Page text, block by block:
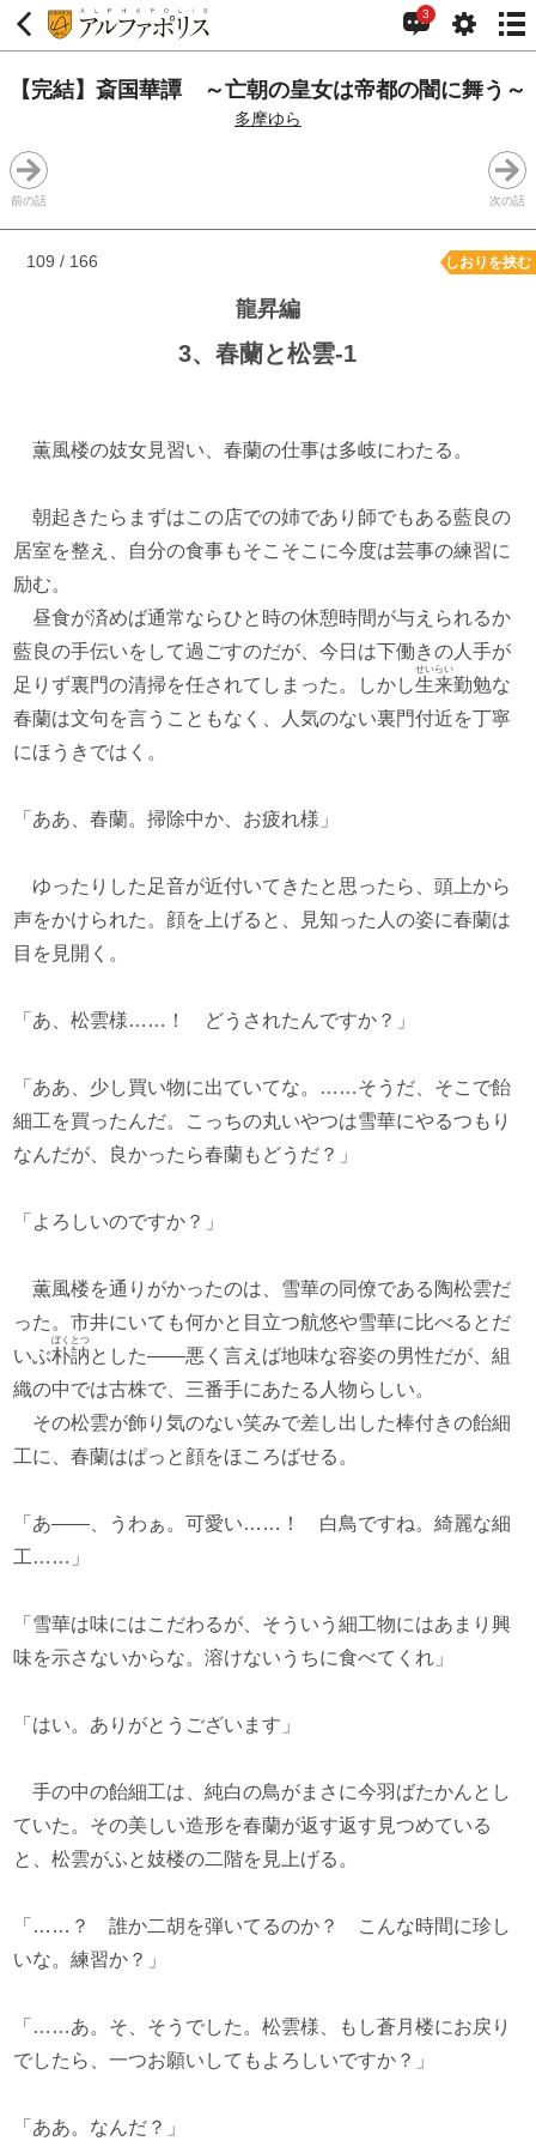
3
【完結】斎国華譚 ～亡朝の皇女は帝都の闇に舞う～
多摩ゆら
前の話 次の話
109 / 166 しおりを挟む
龍昇編
3、春蘭と松雲-1
薫風楼の妓女見習い、春蘭の仕事は多岐にわたる。
朝起きたらまずはこの店での姉であり師でもある藍良の
居室を整え、自分の食事もそこそこに今度は芸事の練習に
励む。
昼食が済めば通常ならひと時の休憩時間が与えられるか
藍良の手伝いをして過ごすのだが、今日は下働きの人手が
足りず裏門の清掃を任されてしまった。しかし生来
せいらい
勤勉な
春蘭は文句を言うこともなく、人気のない裏門付近を丁寧
にほうきではく。
「ああ、春蘭。掃除中か、お疲れ様」
ゆったりした足音が近付いてきたと思ったら、頭上から
声をかけられた。顔を上げると、見知った人の姿に春蘭は
目を見開く。
「あ、松雲様……！ どうされたんですか？」
「ああ、少し買い物に出ていてな。……そうだ、そこで飴
細工を買ったんだ。こっちの丸いやつは雪華にやるつもり
なんだが、良かったら春蘭もどうだ？」
「よろしいのですか？」
薫風楼を通りがかったのは、雪華の同僚である陶松雲だ
った。市井にいても何かと目立つ航悠や雪華に比べるとだ
いぶ朴訥
ぼくとつ
とした――悪く言えば地味な容姿の男性だが、組
織の中では古株で、三番手にあたる人物らしい。
その松雲が飾り気のない笑みで差し出した棒付きの飴細
工に、春蘭はぱっと顔をほころばせる。
「あ――、うわぁ。可愛い……！ 白鳥ですね。綺麗な細
工……」
「雪華は味にはこだわるが、そういう細工物にはあまり興
味を示さないからな。溶けないうちに食べてくれ」
「はい。ありがとうございます」
手の中の飴細工は、純白の鳥がまさに今羽ばたかんとし
ていた。その美しい造形を春蘭が返す返す見つめている
と、松雲がふと妓楼の二階を見上げる。
「……？ 誰か二胡を弾いてるのか？ こんな時間に珍し
いな。練習か？」
「……あ。そ、そうでした。松雲様、もし蒼月楼にお戻り
でしたら、一つお願いしてもよろしいですか？」
「ああ。なんだ？」